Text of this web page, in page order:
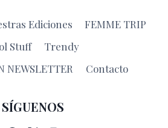
Ediciones
FEMME TRIP
Stuff
Trendy
NEWSLETTER
Contacto
SÍGUENOS